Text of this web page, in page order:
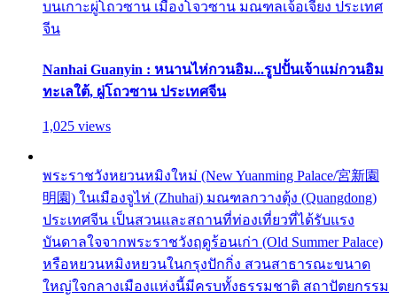
บนเกาะผู่โถวซาน เมืองโจวซาน มณฑลเจ้อเจียง ประเทศ
จีน
Nanhai Guanyin : หนานไห่กวนอิม...รูปปั้นเจ้าแม่กวนอิม
ทะเลใต้, ผู่โถวซาน ประเทศจีน
1,025 views
พระราชวังหยวนหมิงใหม่ (New Yuanming Palace/宮新園
明園) ในเมืองจูไห่ (Zhuhai) มณฑลกวางตุ้ง (Quangdong)
ประเทศจีน เป็นสวนและสถานที่ท่องเที่ยวที่ได้รับแรง
บันดาลใจจากพระราชวังฤดูร้อนเก่า (Old Summer Palace)
หรือหยวนหมิงหยวนในกรุงปักกิ่ง สวนสาธารณะขนาด
ใหญ่ใจกลางเมืองแห่งนี้มีครบทั้งธรรมชาติ สถาปัตยกรรม